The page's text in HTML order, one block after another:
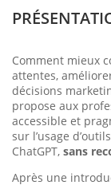
Comment mieux
attentes,
décisions
propose aux
accessible et
sur l’usage
ChatGPT, sans
Après une